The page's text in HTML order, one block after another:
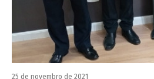
25 de novembro de 2021